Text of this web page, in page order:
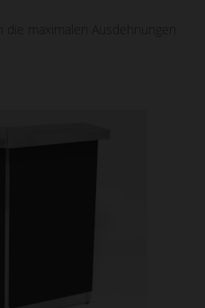
maximalen Ausdehnungen